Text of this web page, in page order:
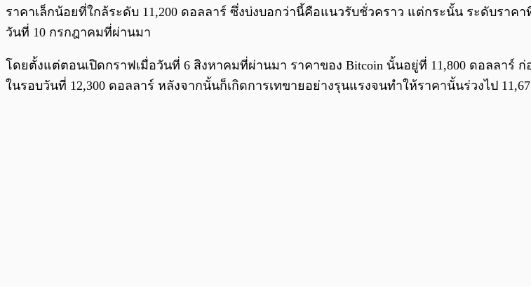
ราคาเล็กน้อยที่ใกล้ระดับ 11,200 ดอลลาร์ ซึ่งบ่งบอกว่านี้คือแนวรับชั่วคราว แต่กระนั้น ระดับรา
วันที่ 10 กรกฎาคมที่ผ่านมา
โดยตั้งแต่ตอนเปิดกราฟเมื่อวันที่ 6 สิงหาคมที่ผ่านมา ราคาของ Bitcoin นั้นอยู่ที่ 11,800 ดอลลาร์
ในรอบวันที่ 12,300 ดอลลาร์ หลังจากนั้นก็เกิดการเทขายอย่างรุนแรงจนทำให้ราคานั้นร่วงไป